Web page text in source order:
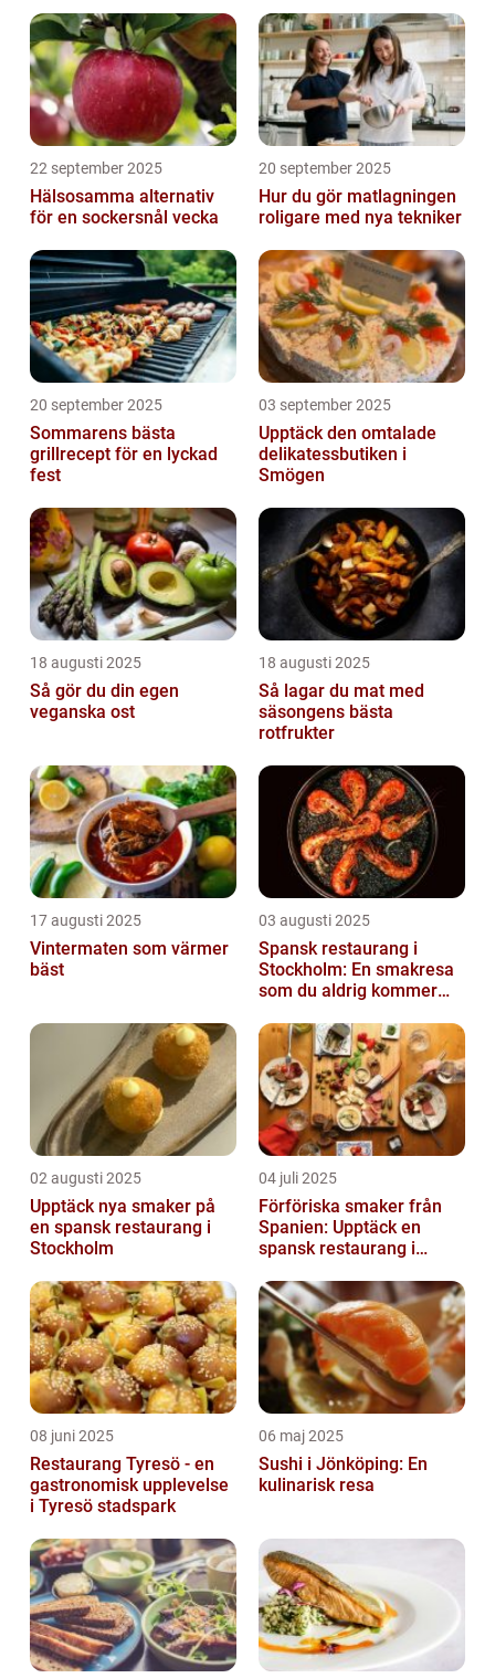
22 september 2025
Hälsosamma alternativ
för en sockersnål vecka
20 september 2025
Hur du gör matlagningen
roligare med nya tekniker
20 september 2025
Sommarens bästa
grillrecept för en lyckad
fest
03 september 2025
Upptäck den omtalade
delikatessbutiken i
Smögen
18 augusti 2025
Så gör du din egen
veganska ost
18 augusti 2025
Så lagar du mat med
säsongens bästa
rotfrukter
17 augusti 2025
Vintermaten som värmer
bäst
03 augusti 2025
Spansk restaurang i
Stockholm: En smakresa
som du aldrig kommer
02 augusti 2025
Upptäck nya smaker på
en spansk restaurang i
Stockholm
04 juli 2025
Förföriska smaker från
Spanien: Upptäck en
spansk restaurang i
08 juni 2025
Restaurang Tyresö - en
gastronomisk upplevelse
i Tyresö stadspark
06 maj 2025
Sushi i Jönköping: En
kulinarisk resa